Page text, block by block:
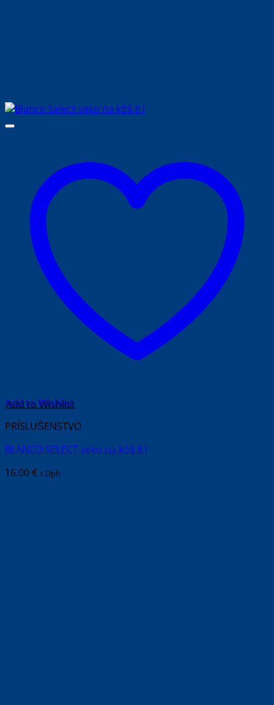
Add to Wishlist
PRÍSLUŠENSTVO
BLANCO SELECT veko na kôš 8 l
16.00€ s Dph